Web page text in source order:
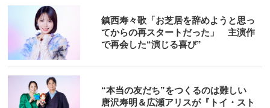
鎮西寿々歌「お芝居を辞めようと思っ
てからの再スタートだった」 主演作
で再会した“演じる喜び”
“本当の友だち”をつくるのは難しい
唐沢寿明＆広瀬アリスが『トイ・スト